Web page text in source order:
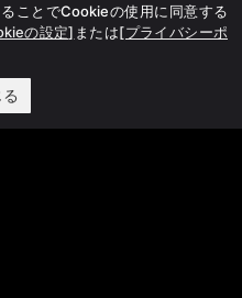
ことでCookieの使用に同意する
の設定] または[プライバシーポ